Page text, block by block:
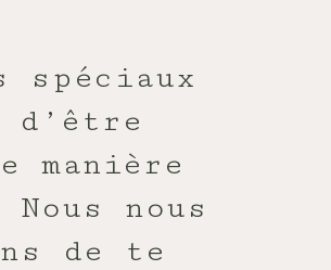
spéciaux
d’être
manière
nous
de te